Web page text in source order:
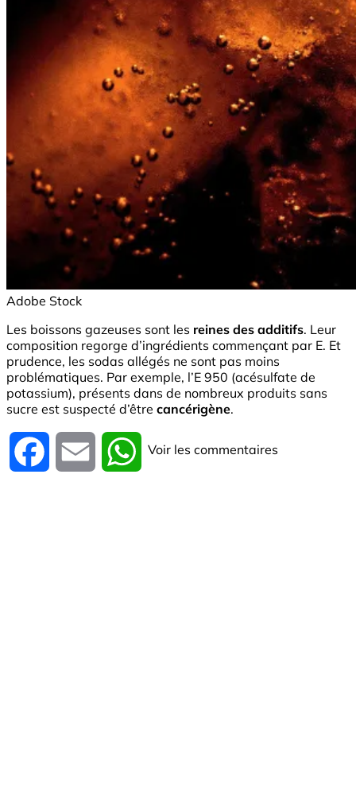
Adobe Stock
Les boissons gazeuses sont les reines des additifs. Leur
composition regorge d’ingrédients commençant par E. Et
prudence, les sodas allégés ne sont pas moins
problématiques. Par exemple, l’E 950 (acésulfate de
potassium), présents dans de nombreux produits sans
sucre est suspecté d’être cancérigène.
Facebook Email WhatsApp
Voir les commentaires